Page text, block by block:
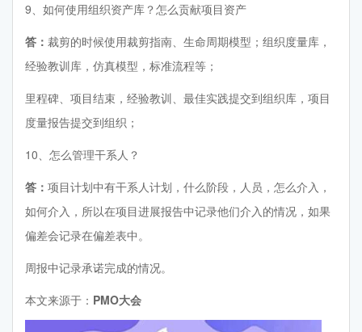
9、如何使用组织资产库？怎么贡献项目资产
答： 裁剪的时候使用裁剪指南、生命周期模型；组织度量库，
经验教训库，仿真模型，标准流程等；
里程碑、项目结束，经验教训、最佳实践提交到组织库，项目
度量报告提交到组织；
10、怎么管理干系人？
答： 项目计划中有干系人计划，什么阶段，人员，怎么介入，
如何介入，所以在项目进展报告中记录他们介入的情况，如果
偏差会记录在偏差表中。
周报中记录承诺完成的情况。
本文来源于： PMO大会